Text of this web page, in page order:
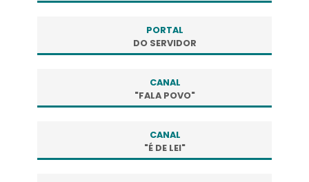
PORTAL
DO SERVIDOR
CANAL
"FALA POVO"
CANAL
"É DE LEI"